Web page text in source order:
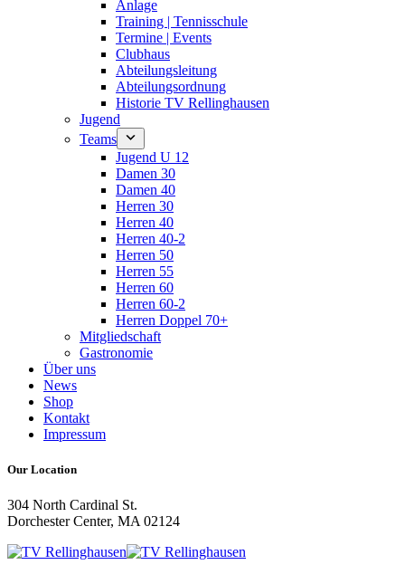
Anlage
Training | Tennisschule
Termine | Events
Clubhaus
Abteilungsleitung
Abteilungsordnung
Historie TV Rellinghausen
Jugend
Teams
Jugend U 12
Damen 30
Damen 40
Herren 30
Herren 40
Herren 40-2
Herren 50
Herren 55
Herren 60
Herren 60-2
Herren Doppel 70+
Mitgliedschaft
Gastronomie
Über uns
News
Shop
Kontakt
Impressum
Our Location
304 North Cardinal St.
Dorchester Center, MA 02124